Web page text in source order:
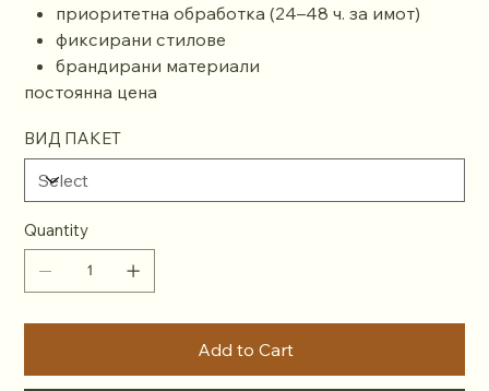
приоритетна обработка (24–48 ч. за имот)
фиксирани стилове
брандирани материали
постоянна цена
ВИД ПАКЕТ
Quantity
Add to Cart